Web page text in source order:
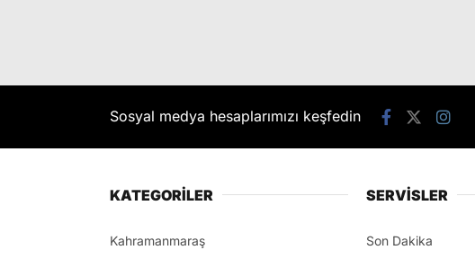
Sosyal medya hesaplarımızı keşfedin
KATEGORİLER
Kahramanmaraş
SERVİSLER
Son Dakika